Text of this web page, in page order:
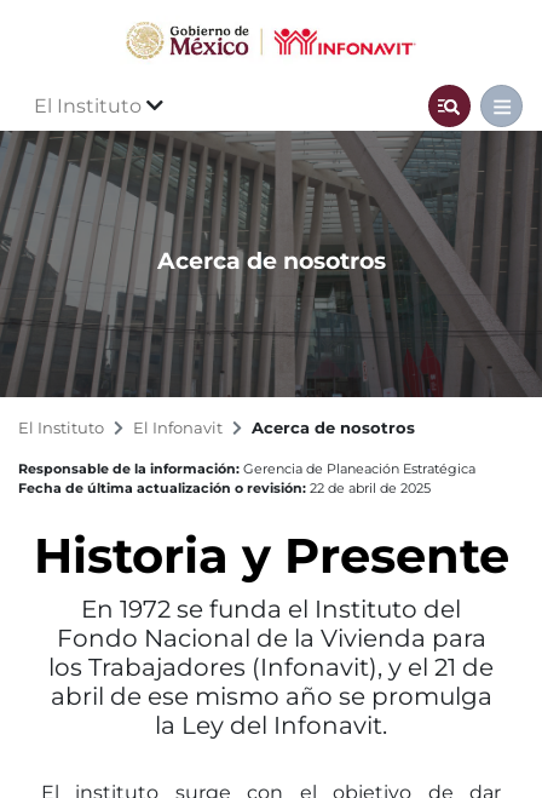
El Instituto
Acerca de nosotros
El Instituto El Infonavit Acerca de nosotros
Responsable de la información: Gerencia de Planeación Estratégica
Fecha de última actualización o revisión: 22 de abril de 2025
Historia y Presente
En 1972 se funda el Instituto del
Fondo Nacional de la Vivienda para
los Trabajadores (Infonavit), y el 21 de
abril de ese mismo año se promulga
la Ley del Infonavit.
El instituto surge con el objetivo de dar